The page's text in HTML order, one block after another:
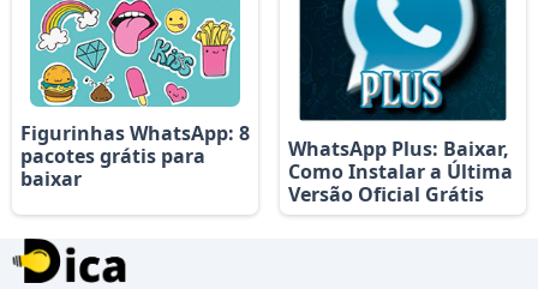
Figurinhas WhatsApp: 8
pacotes grátis para
baixar
WhatsApp Plus: Baixar,
Como Instalar a Última
Versão Oficial Grátis